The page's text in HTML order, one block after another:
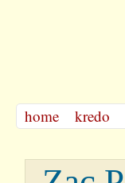
home kredo